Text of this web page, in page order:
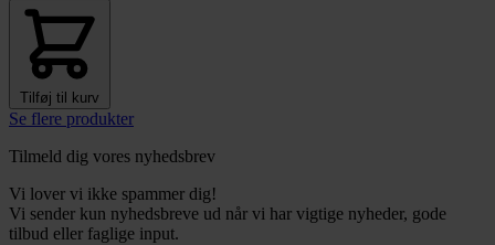
Tilføj til kurv
Se flere produkter
Tilmeld dig vores nyhedsbrev
Vi lover vi ikke spammer dig!
Vi sender kun nyhedsbreve ud når vi har vigtige nyheder, gode
tilbud eller faglige input.